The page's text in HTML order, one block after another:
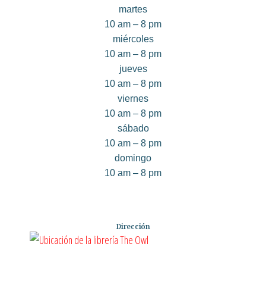
martes
10 am – 8 pm
miércoles
10 am – 8 pm
jueves
10 am – 8 pm
viernes
10 am – 8 pm
sábado
10 am – 8 pm
domingo
10 am – 8 pm
Dirección